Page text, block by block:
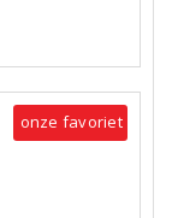
onze favoriet